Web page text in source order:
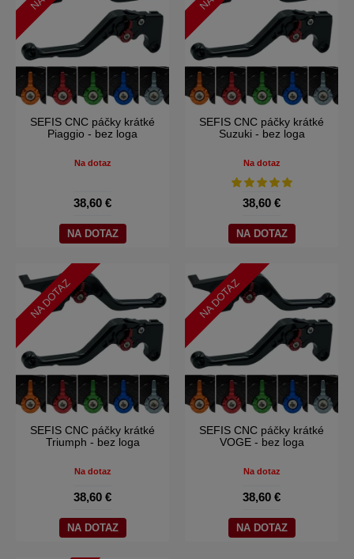
SEFIS CNC páčky krátké
Piaggio - bez loga
Na dotaz
38,60 €
NA DOTAZ
SEFIS CNC páčky krátké
Suzuki - bez loga
Na dotaz
38,60 €
NA DOTAZ
NA DOTAZ
SEFIS CNC páčky krátké
Triumph - bez loga
Na dotaz
38,60 €
NA DOTAZ
NA DOTAZ
SEFIS CNC páčky krátké
VOGE - bez loga
Na dotaz
38,60 €
NA DOTAZ